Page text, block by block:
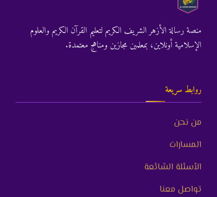
منصة رسالة الأزهر الشريف الكريم لتعليم القرآن الكريم والعلوم
الإسلامية أونلاين، بمعلمين مجازين ومناهج معتمدة.
روابط سريعة
من نحن
المسارات
الأسئلة الشائعة
تواصل معنا